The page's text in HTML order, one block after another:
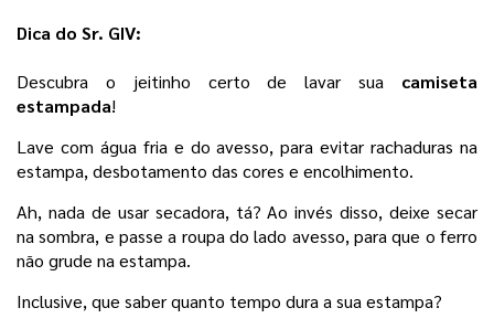
Dica do Sr. GIV:
Descubra o jeitinho certo de lavar sua camiseta
estampada!
Lave com água fria e do avesso, para evitar rachaduras na
estampa, desbotamento das cores e encolhimento.
Ah, nada de usar secadora, tá? Ao invés disso, deixe secar
na sombra, e passe a roupa do lado avesso, para que o ferro
não grude na estampa.
Inclusive, que saber quanto tempo dura a sua estampa?